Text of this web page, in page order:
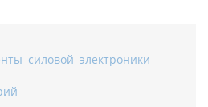
силовой электроники